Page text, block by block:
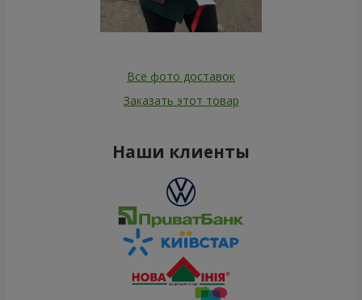
Все фото доставок
Заказать этот товар
Наши клиенты